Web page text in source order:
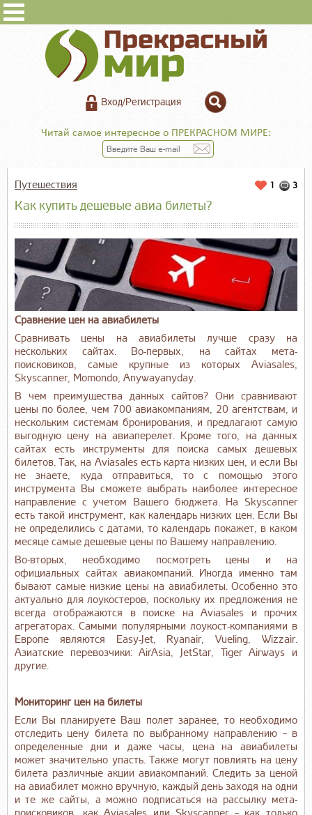
Вход/Регистрация
Читай самое интересное о ПРЕКРАСНОМ МИРЕ:
3
1
Путешествия
Как купить дешевые авиа билеты?
Сравнение цен на авиабилеты
Сравнивать цены на авиабилеты лучше сразу на
нескольких сайтах. Во-первых, на сайтах мета-
поисковиков, самые крупные из которых Aviasales,
Skyscanner, Momondo, Anywayanyday.
В чем преимущества данных сайтов? Они сравнивают
цены по более, чем 700 авиакомпаниям, 20 агентствам, и
нескольким системам бронирования, и предлагают самую
выгодную цену на авиаперелет. Кроме того, на данных
сайтах есть инструменты для поиска самых дешевых
билетов. Так, на Aviasales есть карта низких цен, и если Вы
не знаете, куда отправиться, то с помощью этого
инструмента Вы сможете выбрать наиболее интересное
направление с учетом Вашего бюджета. На Skyscanner
есть такой инструмент, как календарь низких цен. Если Вы
не определились с датами, то календарь покажет, в каком
месяце самые дешевые цены по Вашему направлению.
Во-вторых, необходимо посмотреть цены и на
официальных сайтах авиакомпаний. Иногда именно там
бывают самые низкие цены на авиабилеты. Особенно это
актуально для лоукостеров, поскольку их предложения не
всегда отображаются в поиске на Aviasales и прочих
агрегаторах. Самыми популярными лоукост-компаниями в
Европе являются Easy-Jet, Ryanair, Vueling, Wizzair.
Азиатские перевозчики: AirAsia, JetStar, Tiger Airways и
другие.
Мониторинг цен на билеты
Если Вы планируете Ваш полет заранее, то необходимо
отследить цену билета по выбранному направлению – в
определенные дни и даже часы, цена на авиабилеты
может значительно упасть. Также могут повлиять на цену
билета различные акции авиакомпаний. Следить за ценой
на авиабилет можно вручную, каждый день заходя на одни
и те же сайты, а можно подписаться на рассылку мета-